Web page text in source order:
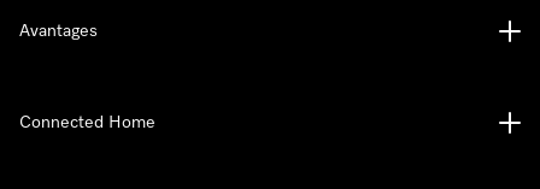
Avantages
Connected Home